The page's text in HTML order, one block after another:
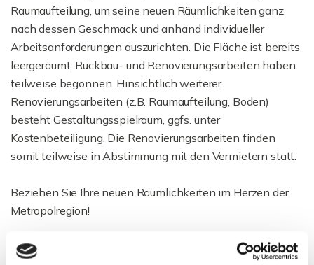
Raumaufteilung, um seine neuen Räumlichkeiten ganz
nach dessen Geschmack und anhand individueller
Arbeitsanforderungen auszurichten. Die Fläche ist bereits
leergeräumt, Rückbau- und Renovierungsarbeiten haben
teilweise begonnen. Hinsichtlich weiterer
Renovierungsarbeiten (z.B. Raumaufteilung, Boden)
besteht Gestaltungsspielraum, ggfs. unter
Kostenbeteiligung. Die Renovierungsarbeiten finden
somit teilweise in Abstimmung mit den Vermietern statt.
Beziehen Sie Ihre neuen Räumlichkeiten im Herzen der
Metropolregion!
Ich freue mich auf Ihre Kontaktaufnahme und verbleibe